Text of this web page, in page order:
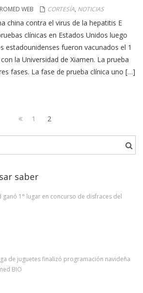
WEB CORTESÍA, NOTICIAS
china contra el virus de la hepatitis E
clínicas en Estados Unidos luego
estadounidenses fueron vacunados el 1
la Universidad de Xiamen. La prueba
fases. La fase de prueba clínica uno […]
Navegación
de
entradas
Page
1 Page
2
saber
ganó 1° lugar en concurso de disfraces del
de juguetes finalizó programación navideña
BIO